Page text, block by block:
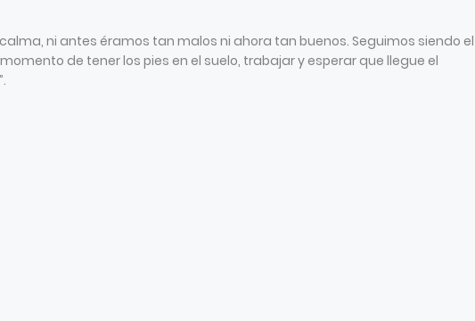
ni antes éramos tan malos ni ahora tan buenos. Seguimos siendo el
de tener los pies en el suelo, trabajar y esperar que llegue el